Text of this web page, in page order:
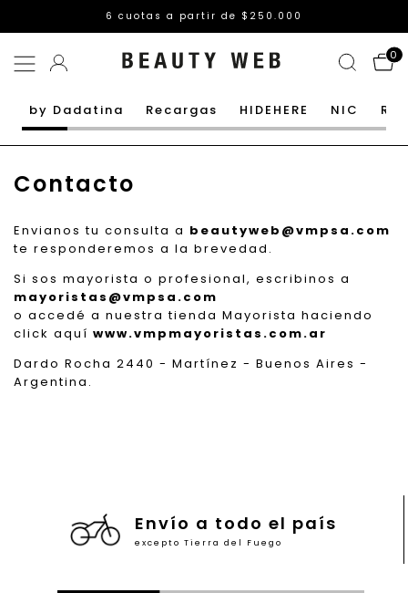
6 cuotas a partir de $250.000
0
by Dadatina Recargas HIDEHERE NIC
Contacto
Envianos tu consulta a beautyweb@vmpsa.com
te responderemos a la brevedad.
Si sos mayorista o profesional, escribinos a
mayoristas@vmpsa.com
o accedé a nuestra tienda Mayorista haciendo
click aquí www.vmpmayoristas.com.ar
Dardo Rocha 2440 - Martínez - Buenos Aires -
Argentina.
Envío a todo el país
excepto Tierra del Fuego